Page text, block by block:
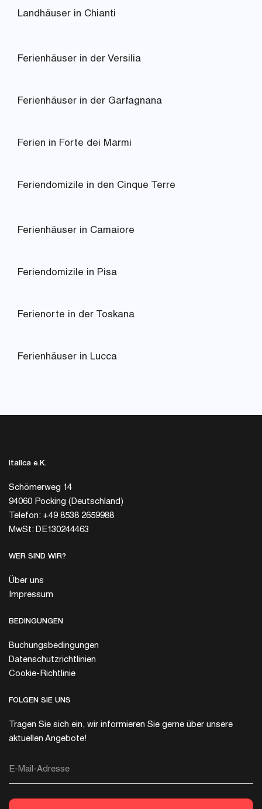
Landhäuser in Chianti
Ferienhäuser in der Versilia
Ferienhäuser in der Garfagnana
Ferien in Forte dei Marmi
Feriendomizile in den Cinque Terre
Ferienhäuser in Camaiore
Feriendomizile in Pisa
Ferienorte in der Toskana
Ferienhäuser in Lucca
Italica e.K.
Schömerweg 14
94060 Pocking (Deutschland)
Telefon: +49 8538 2659988
MwSt: DE130244463
WER SIND WIR?
Über uns
Impressum
BEDINGUNGEN
Buchungsbedingungen
Datenschutzrichtlinien
Cookie-Richtlinie
FOLGEN SIE UNS
Tragen Sie sich ein, wir informieren Sie gerne über unsere
aktuellen Angebote!
E-Mail-Adresse